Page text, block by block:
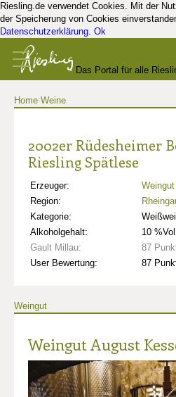
Riesling.de verwendet Cookies. Mit der
der Speicherung von Cookies
Datenschutzerklärung. Ok
Das Portal für alle
Home Weine
2002er Rüdesheimer
Riesling Spätlese
Erzeuger:
Region:
Kategorie:
Alkoholgehalt:
10
Gault Millau:
87
User Bewertung:
87
Weingut
Weingut August